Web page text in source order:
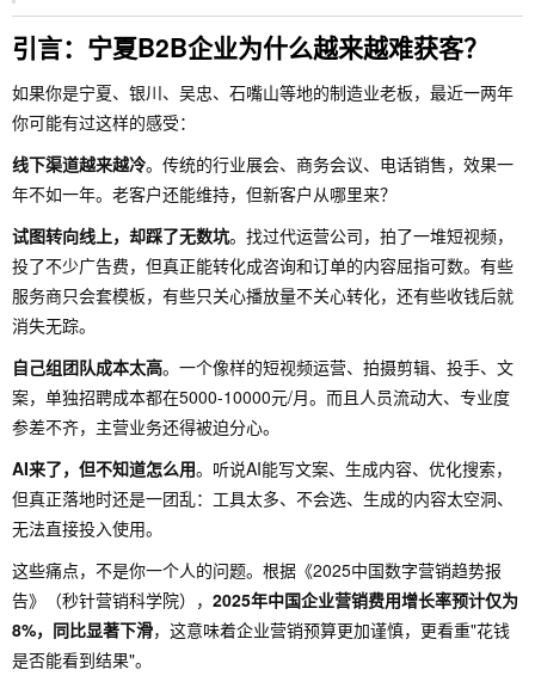
引言：宁夏B2B企业为什么越来越难获客？
如果你是宁夏、银川、吴忠、石嘴山等地的制造业老板，最近一两年
你可能有过这样的感受：
线下渠道越来越冷。传统的行业展会、商务会议、电话销售，效果一
年不如一年。老客户还能维持，但新客户从哪里来？
试图转向线上，却踩了无数坑。找过代运营公司，拍了一堆短视频，
投了不少广告费，但真正能转化成咨询和订单的内容屈指可数。有些
服务商只会套模板，有些只关心播放量不关心转化，还有些收钱后就
消失无踪。
自己组团队成本太高。一个像样的短视频运营、拍摄剪辑、投手、文
案，单独招聘成本都在5000-10000元/月。而且人员流动大、专业度
参差不齐，主营业务还得被迫分心。
AI来了，但不知道怎么用。听说AI能写文案、生成内容、优化搜索，
但真正落地时还是一团乱：工具太多、不会选、生成的内容太空洞、
无法直接投入使用。
这些痛点，不是你一个人的问题。根据《2025中国数字营销趋势报
告》（秒针营销科学院）， 2025年中国企业营销费用增长率预计仅为
8%，同比显著下滑，这意味着企业营销预算更加谨慎，更看重"花钱
是否能看到结果"。